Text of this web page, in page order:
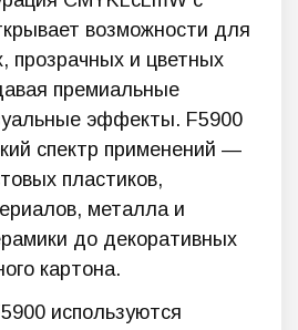
возможности для
прозрачных и цветных
премиальные
эффекты. F5900
спектр применений —
пластиков,
металла и
до декоративных
картона.
используются